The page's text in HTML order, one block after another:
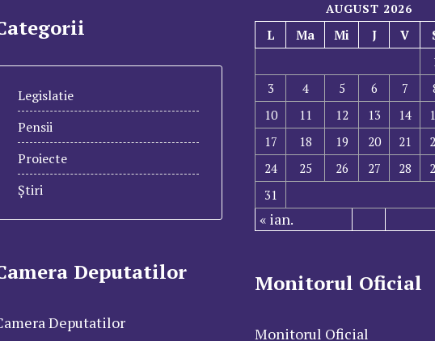
Legislatie
Pensii
Proiecte
Știri
Deputatilor
Deputatilor
AUGUST 2026
L Ma Mi J V
3
4 5 6 7
10
11 12 13 14
17
18 19 20 21
24
25 26 27 28
31
« ian.
Monitorul Oficial
Monitorul Oficial